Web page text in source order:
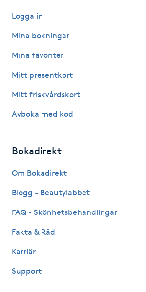
Hårborttagning
Hårbottenbehandling
Hårvård
Hälsprickor
Idrottsmassage
IPL
Logga in
Mina bokningar
Mina favoriter
Mitt presentkort
Mitt friskvårdskort
Avboka med kod
Bokadirekt
Om Bokadirekt
Blogg - Beautylabbet
FAQ - Skönhetsbehandlingar
Fakta & Råd
Karriär
Support